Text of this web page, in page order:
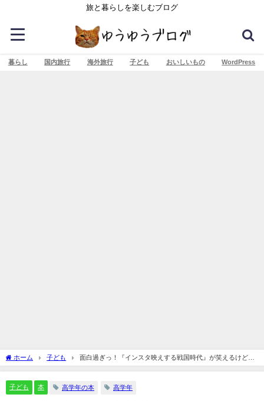
旅と暮らしを楽しむブログ
暮らし 国内旅行 海外旅行 子ども おいしいもの WordPress
ホーム 子ども
面白過ぎっ！『インスタ映えする戦国時代』が笑えるけど勉
強になる話
子ども 本 高学年の本 高学年